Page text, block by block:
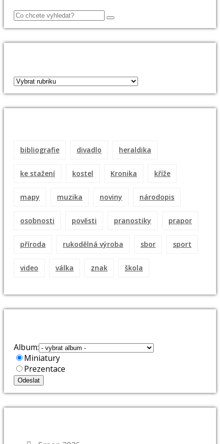
bibliografie divadlo heraldika
ke stažení kostel Kronika kříže
mapy muzika noviny národopis
osobnosti pověsti pranostiky prapor
příroda rukodělná výroba sbor sport
video válka znak škola
Album:
Miniatury
Prezentace